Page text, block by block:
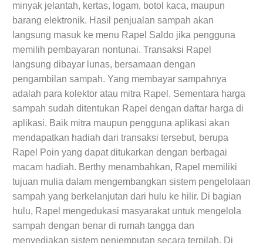
minyak jelantah, kertas, logam, botol kaca, maupun
barang elektronik. Hasil penjualan sampah akan
langsung masuk ke menu Rapel Saldo jika pengguna
memilih pembayaran nontunai. Transaksi Rapel
langsung dibayar lunas, bersamaan dengan
pengambilan sampah. Yang membayar sampahnya
adalah para kolektor atau mitra Rapel. Sementara harga
sampah sudah ditentukan Rapel dengan daftar harga di
aplikasi. Baik mitra maupun pengguna aplikasi akan
mendapatkan hadiah dari transaksi tersebut, berupa
Rapel Poin yang dapat ditukarkan dengan berbagai
macam hadiah. Berthy menambahkan, Rapel memiliki
tujuan mulia dalam mengembangkan sistem pengelolaan
sampah yang berkelanjutan dari hulu ke hilir. Di bagian
hulu, Rapel mengedukasi masyarakat untuk mengelola
sampah dengan benar di rumah tangga dan
menyediakan sistem penjemputan secara terpilah. Di